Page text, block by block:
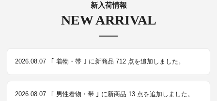
NEW ARRIVAL
新入荷情報
2026.08.07 ｢ 着物・帯 ｣ に新商品 712 点を追加しました。
2026.08.07 ｢ 男性着物・帯 ｣ に新商品 13 点を追加しました。